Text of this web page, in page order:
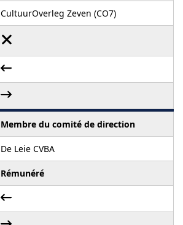
CultuurOverleg Zeven (CO7)
Membre du comité de direction
De Leie CVBA
Rémunéré